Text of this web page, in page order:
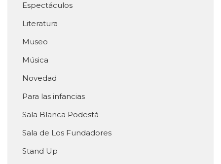
Espectáculos
Literatura
Museo
Música
Novedad
Para las infancias
Sala Blanca Podestá
Sala de Los Fundadores
Stand Up